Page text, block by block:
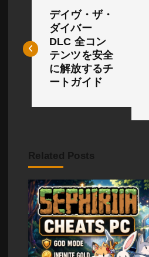
ナ
ョ
ン
デイヴ・ザ・
ダイバー
DLC 全コン
テンツを安全
に解放するチ
ートガイド
Related Posts